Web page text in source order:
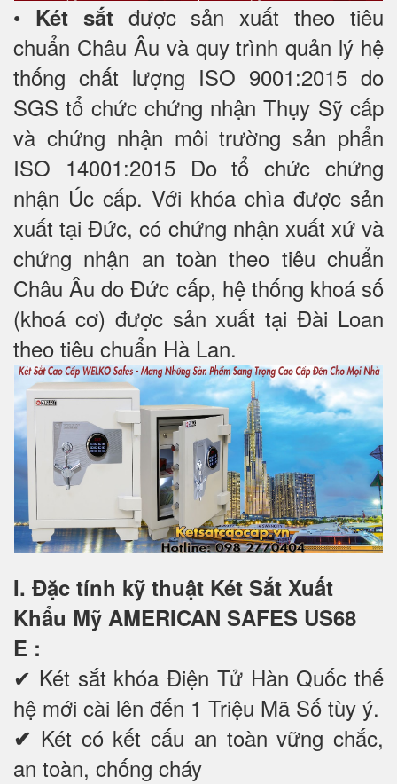
• Két sắtđược sản xuất theo tiêu
chuẩn Châu Âu và quy trình quản lý hệ
thống chất lượng ISO 9001:2015 do
SGS tổ chức chứng nhận Thụy Sỹ cấp
và chứng nhận môi trường sản phẩn
ISO 14001:2015 Do tổ chức chứng
nhận Úc cấp. Với khóa chìa được sản
xuất tại Đức, có chứng nhận xuất xứ và
chứng nhận an toàn theo tiêu chuẩn
Châu Âu do Đức cấp, hệ thống khoá số
(khoá cơ) được sản xuất tại Đài Loan
theo tiêu chuẩn Hà Lan.
I. Đặc tính kỹ thuật Két Sắt Xuất
Khẩu Mỹ AMERICAN SAFES US68
E :
✔ Két sắt khóa Điện Tử Hàn Quốc thế
hệ mới cài lên đến 1 Triệu Mã Số tùy ý.
✔ Két có kết cấu an toàn vững chắc,
an toàn, chống cháy